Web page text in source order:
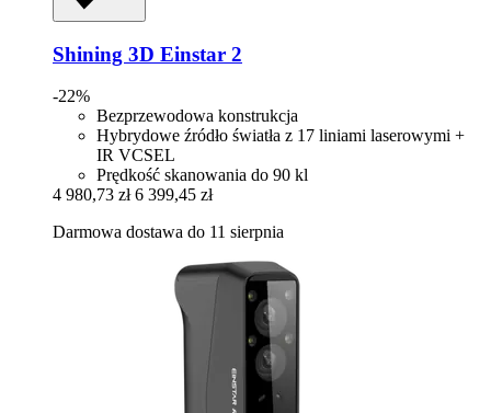
Shining 3D Einstar 2
-22%
Bezprzewodowa konstrukcja
Hybrydowe źródło światła z 17 liniami laserowymi +
IR VCSEL
Prędkość skanowania do 90 kl
4 980,73 zł 6 399,45 zł
Darmowa dostawa do 11 sierpnia